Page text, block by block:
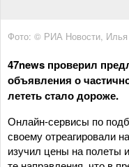
Фото: © РИА Новости, Илья
47news проверил
объявления о
лететь стало дороже.
Онлайн-сервисы по
своему отреагировали
изучил цены на полеты